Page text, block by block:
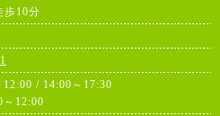
歩10分
/ 14:00～17:30
12:00